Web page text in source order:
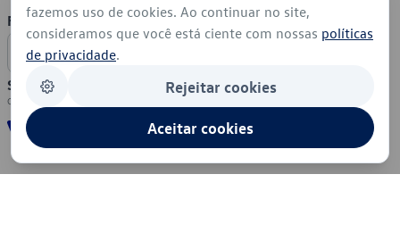
Formas de Pagamento
Segurança
fazemos uso de cookies. Ao continuar no site,
consideramos que você está ciente com nossas políticas
de privacidade.
Rejeitar cookies
Aceitar cookies